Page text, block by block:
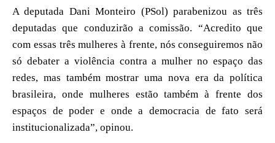
A deputada Dani Monteiro (PSol) parabenizou as três
deputadas que conduzirão a comissão. “Acredito que
com essas três mulheres à frente, nós conseguiremos não
só debater a violência contra a mulher no espaço das
redes, mas também mostrar uma nova era da política
brasileira, onde mulheres estão também à frente dos
espaços de poder e onde a democracia de fato será
institucionalizada”, opinou.